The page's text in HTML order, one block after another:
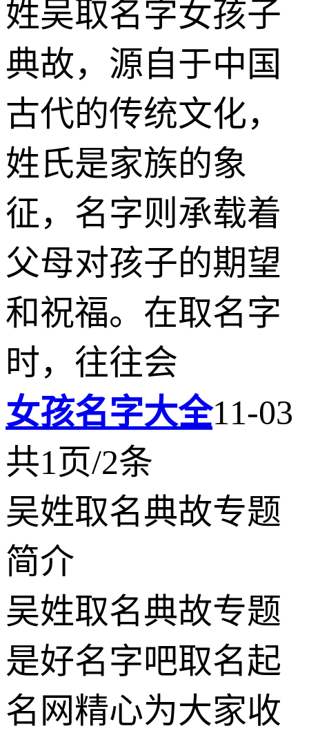
姓吴取名字女孩子
典故，源自于中国
古代的传统文化，
姓氏是家族的象
征，名字则承载着
父母对孩子的期望
和祝福。在取名字
时，往往会
女孩名字大全11-03
共1页/2条
吴姓取名典故专题
简介
吴姓取名典故专题
是好名字吧取名起
名网精心为大家收